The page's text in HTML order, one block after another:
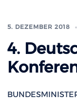
5. DEZEMBER 2018
4.